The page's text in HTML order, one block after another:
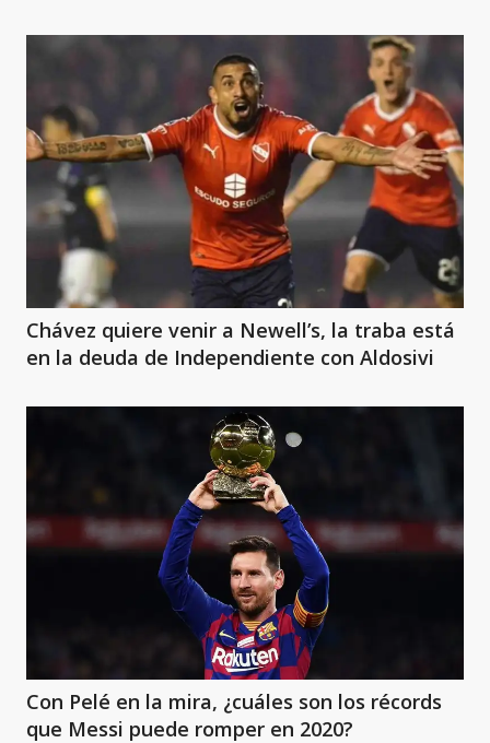
Chávez quiere venir a Newell’s, la traba está
en la deuda de Independiente con Aldosivi
Con Pelé en la mira, ¿cuáles son los récords
que Messi puede romper en 2020?